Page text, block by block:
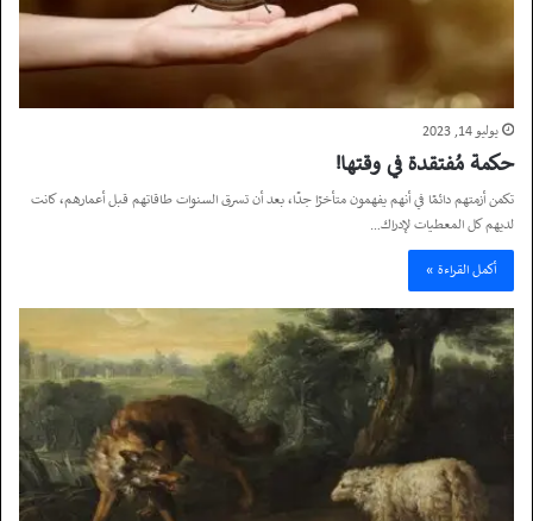
يوليو 14, 2023
حكمة مُفتقدة في وقتها!
تكمن أزمتهم دائمًا في أنهم يفهمون متأخرًا جدًا، بعد أن تسرق السنوات طاقاتهم قبل أعمارهم، كانت
لديهم كل المعطيات لإدراك…
أكمل القراءة »